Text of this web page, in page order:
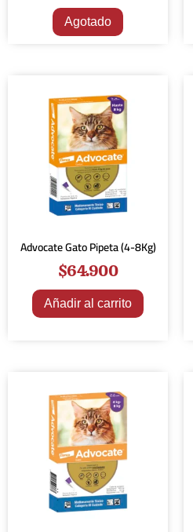
Agotado
Advocate Gato Pipeta (4-8Kg)
$64.900
Añadir al carrito